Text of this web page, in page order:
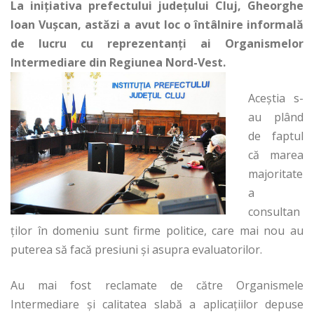
La iniţiativa prefectului judeţului Cluj, Gheorghe
Ioan Vuşcan, astăzi a avut loc o întâlnire informală
de lucru cu reprezentanţi ai Organismelor
Intermediare din Regiunea Nord-Vest.
Aceştia s-
au plând
de faptul
că marea
majoritate
a
consultan
ţilor în domeniu sunt firme politice, care mai nou au
puterea să facă presiuni şi asupra evaluatorilor.
Au mai fost reclamate de către Organismele
Intermediare şi calitatea slabă a aplicaţiilor depuse